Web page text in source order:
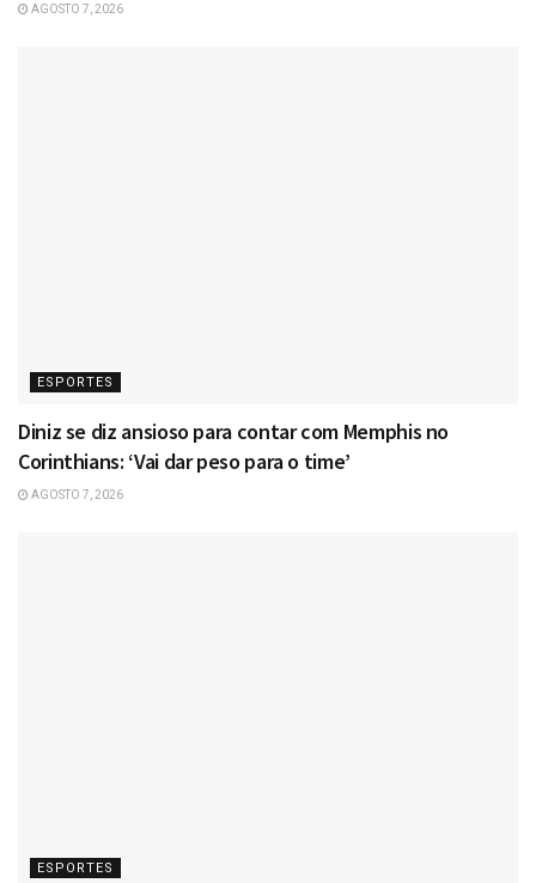
AGOSTO 7, 2026
ESPORTES
Diniz se diz ansioso para contar com Memphis no
Corinthians: ‘Vai dar peso para o time’
AGOSTO 7, 2026
ESPORTES